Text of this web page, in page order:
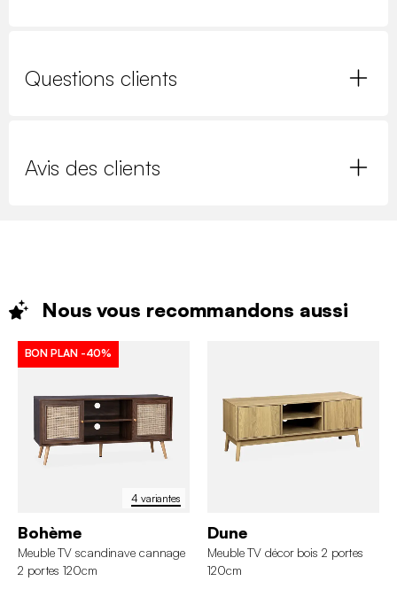
Questions clients
Avis des clients
Nous vous recommandons aussi
4 variantes
BON PLAN -40%
Bohème
Meuble TV scandinave cannage
2 portes 120cm
Dune
Meuble TV décor bois 2 portes
120cm